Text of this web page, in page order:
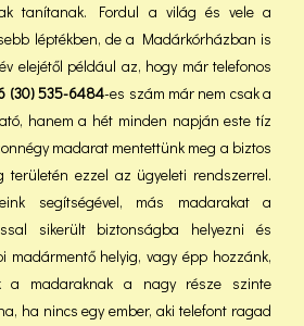
tanítanak. Fordul a világ és vele a
léptékben, de a Madárkórházban is
elejétől például az, hogy már telefonos
(30) 535-6484-es szám már nem csak a
hanem a hét minden napján este tíz
madarat mentettünk meg a biztos
területén ezzel az ügyeleti rendszerrel.
segítségével, más madarakat a
sikerült biztonságba helyezni és
madármentő helyig, vagy épp hozzánk,
a madaraknak a nagy része szinte
ha nincs egy ember, aki telefont ragad